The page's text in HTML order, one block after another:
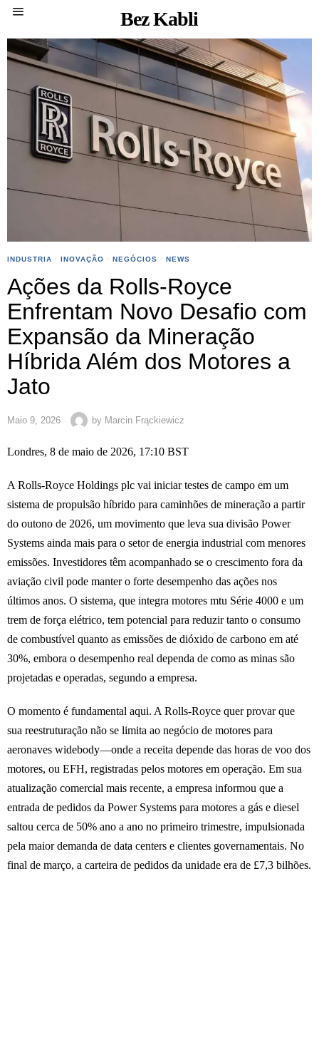
Bez Kabli
INDUSTRIA · INOVAÇÃO · NEGÓCIOS · NEWS
Ações da Rolls-Royce
Enfrentam Novo Desafio com
Expansão da Mineração
Híbrida Além dos Motores a
Jato
Maio 9, 2026 by Marcin Frąckiewicz
Londres, 8 de maio de 2026, 17:10 BST
A Rolls-Royce Holdings plc vai iniciar testes de campo em um
sistema de propulsão híbrido para caminhões de mineração a partir
do outono de 2026, um movimento que leva sua divisão Power
Systems ainda mais para o setor de energia industrial com menores
emissões. Investidores têm acompanhado se o crescimento fora da
aviação civil pode manter o forte desempenho das ações nos
últimos anos. O sistema, que integra motores mtu Série 4000 e um
trem de força elétrico, tem potencial para reduzir tanto o consumo
de combustível quanto as emissões de dióxido de carbono em até
30%, embora o desempenho real dependa de como as minas são
projetadas e operadas, segundo a empresa.
O momento é fundamental aqui. A Rolls-Royce quer provar que
sua reestruturação não se limita ao negócio de motores para
aeronaves widebody—onde a receita depende das horas de voo dos
motores, ou EFH, registradas pelos motores em operação. Em sua
atualização comercial mais recente, a empresa informou que a
entrada de pedidos da Power Systems para motores a gás e diesel
saltou cerca de 50% ano a ano no primeiro trimestre, impulsionada
pela maior demanda de data centers e clientes governamentais. No
final de março, a carteira de pedidos da unidade era de £7,3 bilhões.